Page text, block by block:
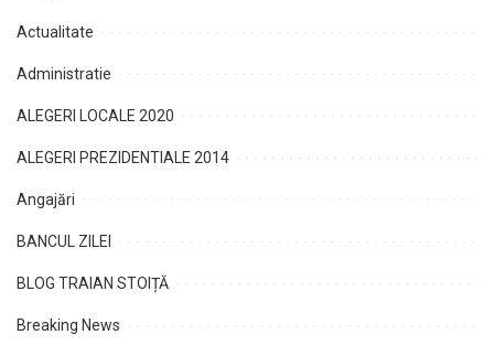
Actualitate
Administratie
ALEGERI LOCALE 2020
ALEGERI PREZIDENTIALE 2014
Angajări
BANCUL ZILEI
BLOG TRAIAN STOIȚĂ
Breaking News